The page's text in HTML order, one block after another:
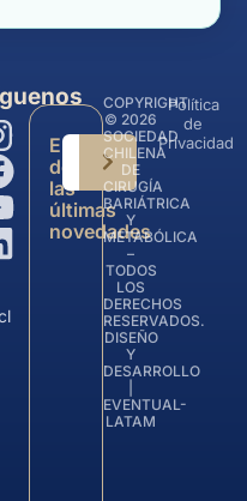
Entérate
de
las
últimas
novedades
COPYRIGHT
© 2026
SOCIEDAD
CHILENA
DE
CIRUGÍA
BARIÁTRICA
Y
METABÓLICA
–
TODOS
LOS
DERECHOS
RESERVADOS.
DISEÑO
Y
DESARROLLO
EVENTUAL-
LATAM
Política
de
Privacidad